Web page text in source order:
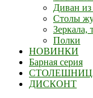
Диван из
Столы
Зеркала,
Полки
НОВИНКИ
Барная серия
ДИСКОНТ